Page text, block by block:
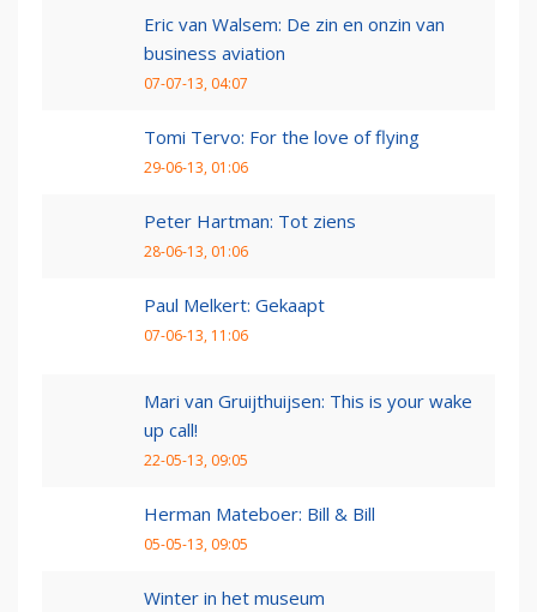
Eric van Walsem: De zin en onzin van
business aviation
07-07-13, 04:07
Tomi Tervo: For the love of flying
29-06-13, 01:06
Peter Hartman: Tot ziens
28-06-13, 01:06
Paul Melkert: Gekaapt
07-06-13, 11:06
Mari van Gruijthuijsen: This is your wake
up call!
22-05-13, 09:05
Herman Mateboer: Bill & Bill
05-05-13, 09:05
Winter in het museum